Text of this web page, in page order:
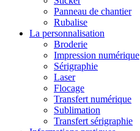
Panneau de chantier
Rubalise
La personnalisation
Broderie
Impression numérique
Sérigraphie
Laser
Flocage
Transfert numérique
Sublimation
Transfert sérigraphie